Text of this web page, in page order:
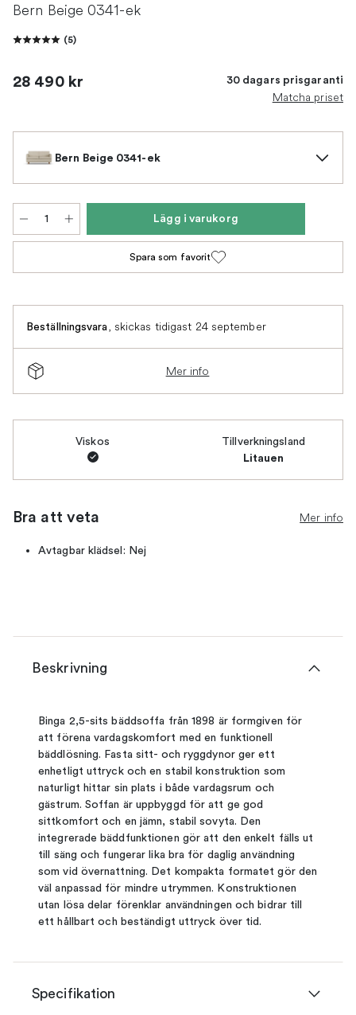
Bern Beige 0341-ek
(5)
28 490 kr 30 dagars prisgaranti
Matcha priset
Bern Beige 0341-ek
Lägg i varukorg
Spara som favorit
Beställningsvara, skickas tidigast 24 september
Mer info
Viskos Tillverkningsland
Litauen
Bra att veta Mer info
Avtagbar klädsel: Nej
Beskrivning
Binga 2,5-sits bäddsoffa från 1898 är formgiven för
att förena vardagskomfort med en funktionell
bäddlösning. Fasta sitt- och ryggdynor ger ett
enhetligt uttryck och en stabil konstruktion som
naturligt hittar sin plats i både vardagsrum och
gästrum. Soffan är uppbyggd för att ge god
sittkomfort och en jämn, stabil sovyta. Den
integrerade bäddfunktionen gör att den enkelt fälls ut
till säng och fungerar lika bra för daglig användning
som vid övernattning. Det kompakta formatet gör den
väl anpassad för mindre utrymmen. Konstruktionen
utan lösa delar förenklar användningen och bidrar till
ett hållbart och beständigt uttryck över tid.
Specifikation